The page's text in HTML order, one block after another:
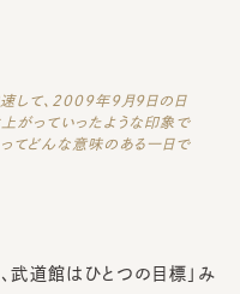
して、2009年9月9日の日
がっていったような印象で
ってどんな意味のある一日で
武道館はひとつの目標」み